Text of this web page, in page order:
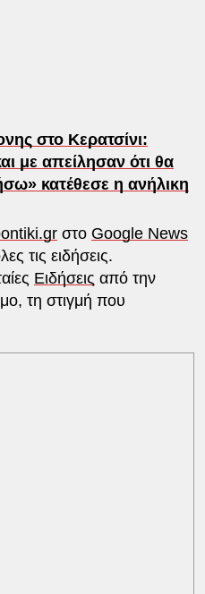
στο Κερατσίνι:
με απείλησαν ότι θα
κατέθεσε η ανήλικη
στο Google News
τις ειδήσεις.
Ειδήσεις από την
τη στιγμή που